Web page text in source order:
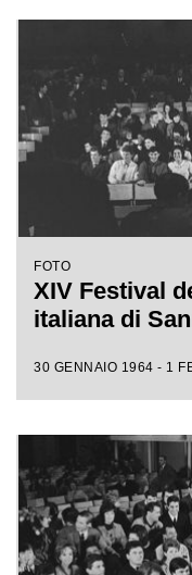
FOTO
XIV Festival
italiana di
30 GENNAIO 1964 - 1